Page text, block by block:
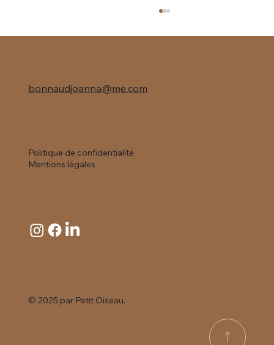
Le temps d'une pause
Contact
bonnaudjoanna@me.com
Légal
Politique de confidentialité
Mentions légales
Follow
© 2025 par Petit Oiseau.